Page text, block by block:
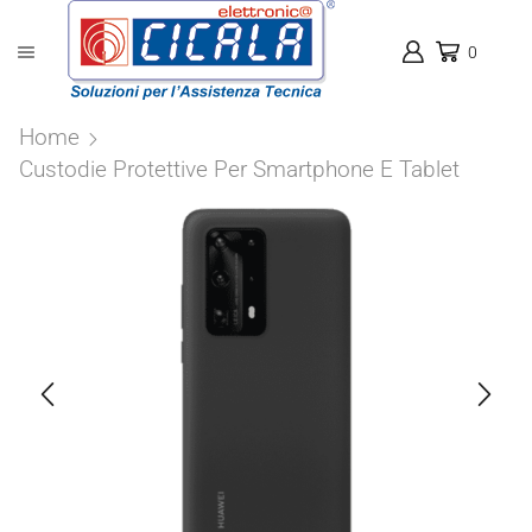
0
Home
Custodie Protettive Per Smartphone E Tablet